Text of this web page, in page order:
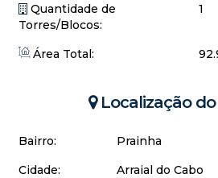
Quantidade de
Torres/Blocos:
1
Área Total:
Localização
Bairro:
Prainha
Cidade:
Arraial do Cabo